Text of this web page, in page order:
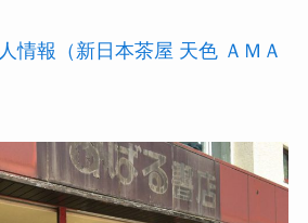
情報（新日本茶屋 天色 ＡＭＡ